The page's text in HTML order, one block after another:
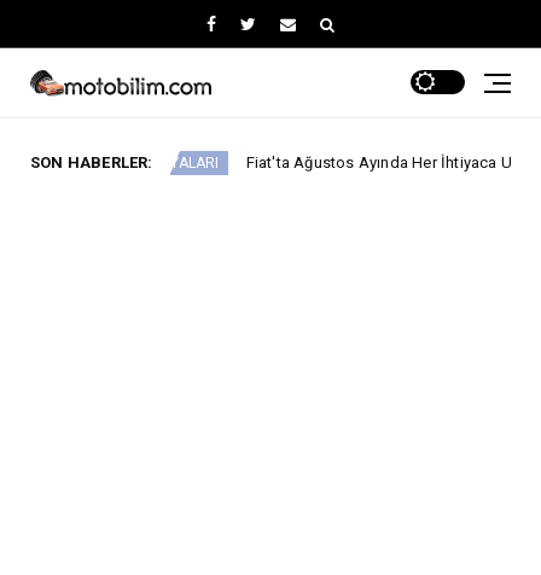
SON HABERLER:Fiat'ta Ağustos Ayında Her İhtiyaca Uygun Avantaj!